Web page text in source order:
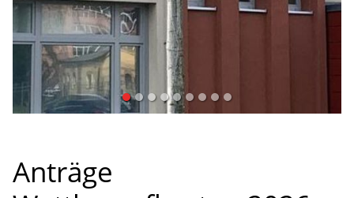
Verband
• PRÄSIDIUM • GESCHÄFTSSTELLE •
SATZUNG/ORDNUNGEN • EHRUNGEN
Anträge